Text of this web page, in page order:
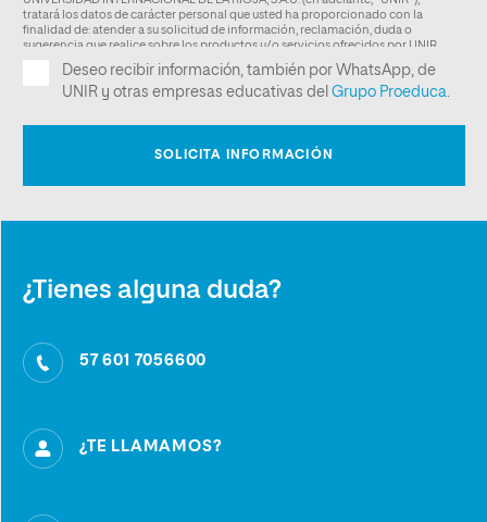
¿Tienes alguna duda?
57 601 7056600
¿TE LLAMAMOS?